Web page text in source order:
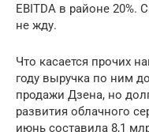
EBITDA в районе 20%.
не жду.
Что касается прочих
году выручка по ним
продажи Дзена, но
развития облачного
июнь составила 8,1